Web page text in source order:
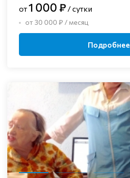
от1 000 ₽ / сутки
от 30 000 ₽ / месяц
Подробнее